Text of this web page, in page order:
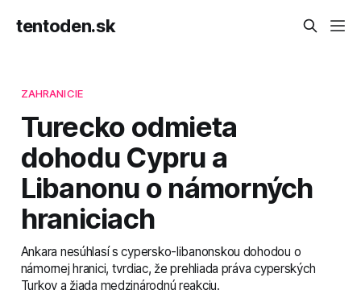
tentoden.sk
ZAHRANICIE
Turecko odmieta
dohodu Cypru a
Libanonu o námorných
hraniciach
Ankara nesúhlasí s cypersko-libanonskou dohodou o
námornej hranici, tvrdiac, že prehliada práva cyperských
Turkov a žiada medzinárodnú reakciu.